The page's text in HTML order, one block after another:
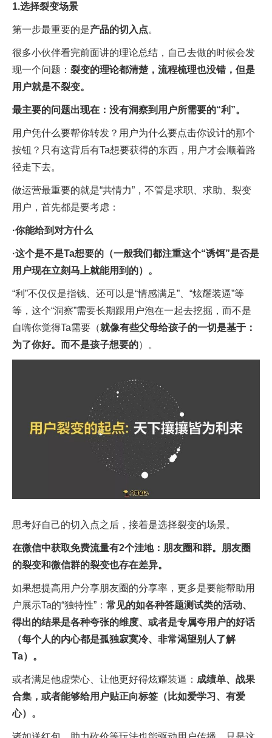
1.选择裂变场景
第一步最重要的是产品的切入点。
很多小伙伴看完前面讲的理论总结，自己去做的时候会发
现一个问题： 裂变的理论都清楚，流程梳理也没错，但是
用户就是不裂变。
最主要的问题出现在： 没有洞察到用户所需要的“利”。
用户凭什么要帮你转发？用户为什么要点击你设计的那个
按钮？只有这背后有Ta想要获得的东西，用户才会顺着路
径走下去。
做运营最重要的就是“共情力”，不管是求职、求助、裂变
用户，首先都是要考虑：
·你能给到对方什么
·这个是不是Ta想要的（一般我们都注重这个“诱饵”是否是
用户现在立刻马上就能用到的）。
“利”不仅仅是指钱、还可以是“情感满足”、“炫耀装逼”等
等，这个“洞察”需要长期跟用户泡在一起去挖掘，而不是
自嗨你觉得Ta需要（就像有些父母给孩子的一切是基于：
为了你好。而不是孩子想要的）。
思考好自己的切入点之后，接着是选择裂变的场景。
在微信中获取免费流量有2个洼地：朋友圈和群。朋友圈
的裂变和微信群的裂变也存在差异。
如果想提高用户分享朋友圈的分享率，更多是要能帮助用
户展示Ta的“独特性”： 常见的如各种答题测试类的活动、
得出的结果是各种夸张的维度、或者是专属夸用户的好话
（每个人的内心都是孤独寂寞冷、非常渴望别人了解
Ta）。
或者满足他虚荣心、让他更好得炫耀装逼： 成绩单、战果
合集，或者能够给用户贴正向标签（比如爱学习、有爱
心）。